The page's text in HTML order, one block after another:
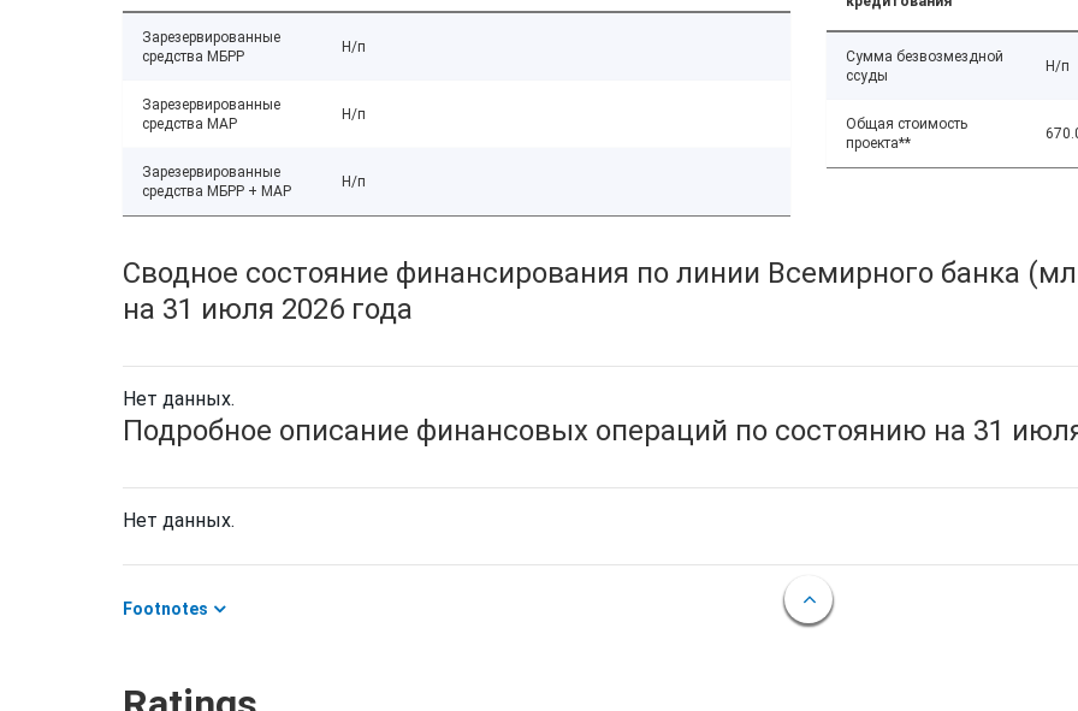
Зарезервированные
средства МБРР
Н/п
Зарезервированные
средства МАР
Н/п
Зарезервированные
средства МБРР + МАР
Н/п
Сумма безвозмездной
ссуды
Н/п
Общая стоимость
проекта**
Сводное состояние финансирования по линии Всемирного банка
на 31 июля 2026 года
Нет данных.
Подробное описание финансовых операций по состоянию на 31
Нет данных.
Footnotes